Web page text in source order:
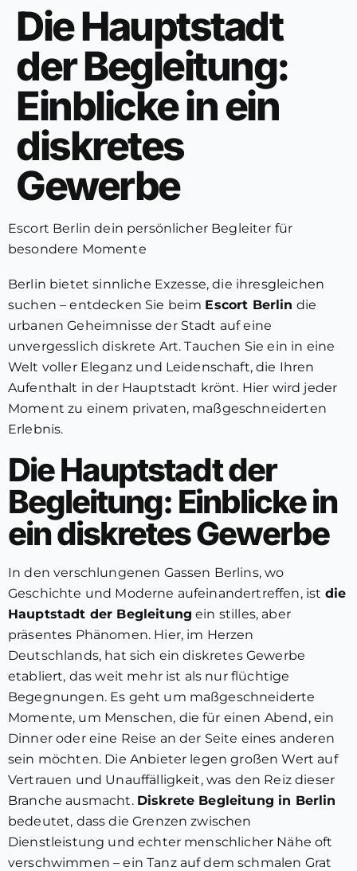
Die Hauptstadt
der Begleitung:
Einblicke in ein
diskretes
Gewerbe
Escort Berlin dein persönlicher Begleiter für
besondere Momente
Berlin bietet sinnliche Exzesse, die ihresgleichen
suchen – entdecken Sie beim Escort Berlin die
urbanen Geheimnisse der Stadt auf eine
unvergesslich diskrete Art. Tauchen Sie ein in eine
Welt voller Eleganz und Leidenschaft, die Ihren
Aufenthalt in der Hauptstadt krönt. Hier wird jeder
Moment zu einem privaten, maßgeschneiderten
Erlebnis.
Die Hauptstadt der
Begleitung: Einblicke in
ein diskretes Gewerbe
In den verschlungenen Gassen Berlins, wo
Geschichte und Moderne aufeinandertreffen, ist die
Hauptstadt der Begleitung ein stilles, aber
präsentes Phänomen. Hier, im Herzen
Deutschlands, hat sich ein diskretes Gewerbe
etabliert, das weit mehr ist als nur flüchtige
Begegnungen. Es geht um maßgeschneiderte
Momente, um Menschen, die für einen Abend, ein
Dinner oder eine Reise an der Seite eines anderen
sein möchten. Die Anbieter legen großen Wert auf
Vertrauen und Unauffälligkeit, was den Reiz dieser
Branche ausmacht. Diskrete Begleitung in Berlin
bedeutet, dass die Grenzen zwischen
Dienstleistung und echter menschlicher Nähe oft
verschwimmen – ein Tanz auf dem schmalen Grat